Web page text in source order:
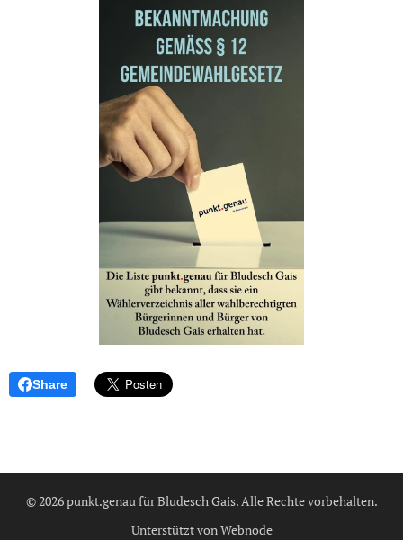
Share
© 2026 punkt.genau für Bludesch Gais. Alle Rechte vorbehalten.
Unterstützt vonWebnode